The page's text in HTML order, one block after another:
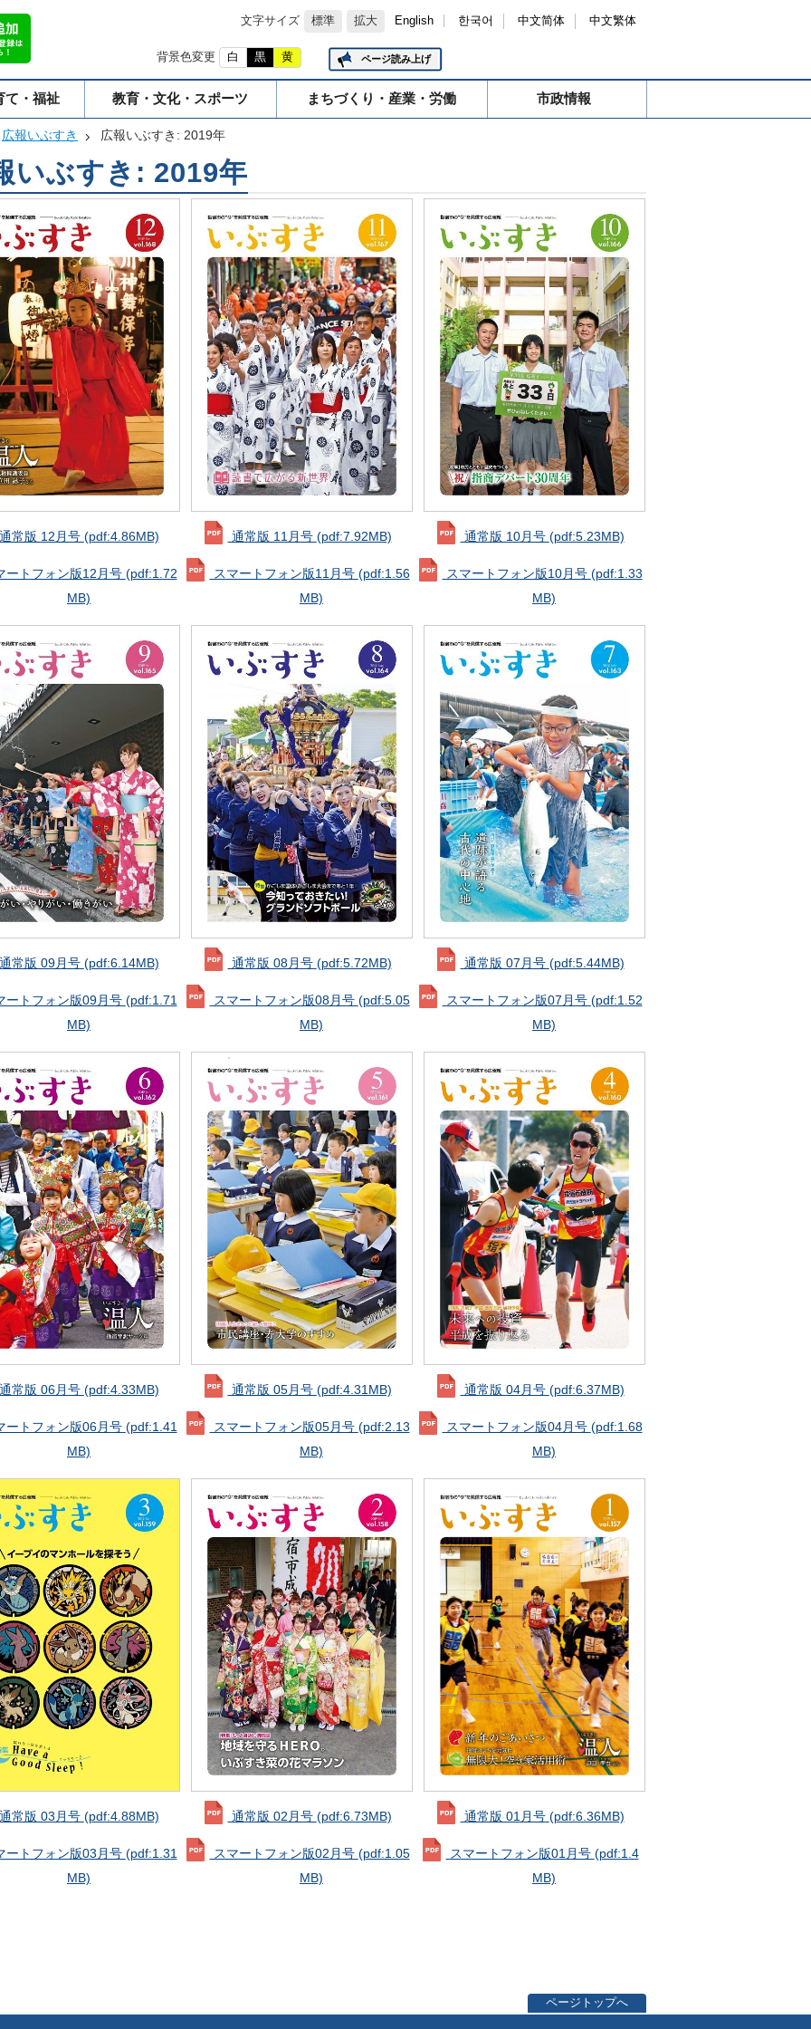
文字サイズ 標準 拡大 English 한국어 中文简体 中文繁体
背景色変更 白 黒 黄 ページ読み上げ
て・福祉 教育・文化・スポーツ まちづくり・産業・労働 市政情報
広報いぶすき 広報いぶすき: 2019年
いぶすき: 2019年
常版 12月号 (pdf:4.86MB)
ートフォン版12月号 (pdf:1.72
MB)
通常版 11月号 (pdf:7.92MB)
スマートフォン版11月号 (pdf:1.56
MB)
通常版 10月号 (pdf:5.23MB)
スマートフォン版10月号 (pdf:1.33
MB)
常版 09月号 (pdf:6.14MB)
ートフォン版09月号 (pdf:1.71
MB)
通常版 08月号 (pdf:5.72MB)
スマートフォン版08月号 (pdf:5.05
MB)
通常版 07月号 (pdf:5.44MB)
スマートフォン版07月号 (pdf:1.52
MB)
常版 06月号 (pdf:4.33MB)
ートフォン版06月号 (pdf:1.41
MB)
通常版 05月号 (pdf:4.31MB)
スマートフォン版05月号 (pdf:2.13
MB)
通常版 04月号 (pdf:6.37MB)
スマートフォン版04月号 (pdf:1.68
MB)
常版 03月号 (pdf:4.88MB)
ートフォン版03月号 (pdf:1.31
MB)
通常版 02月号 (pdf:6.73MB)
スマートフォン版02月号 (pdf:1.05
MB)
通常版 01月号 (pdf:6.36MB)
スマートフォン版01月号 (pdf:1.4
MB)
ページトップへ